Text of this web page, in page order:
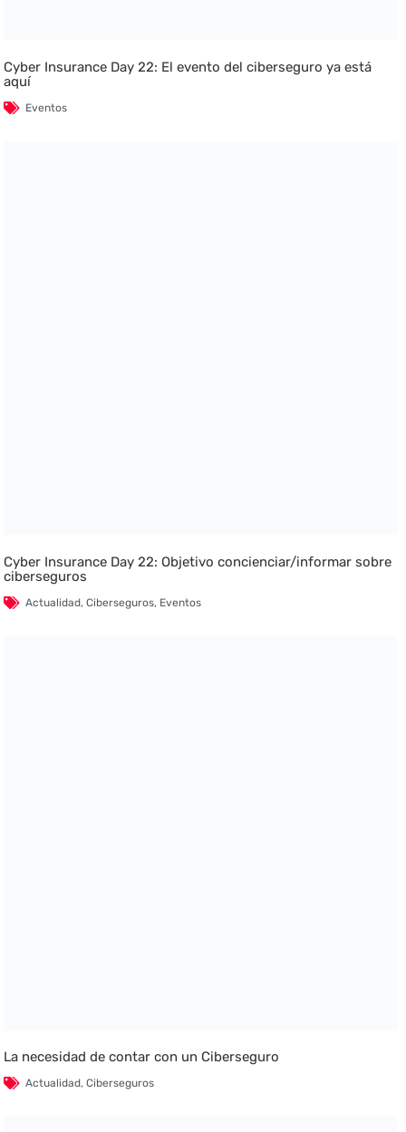
Cyber Insurance Day 22: El evento del ciberseguro ya está
aquí
Eventos
Cyber Insurance Day 22: Objetivo concienciar/informar sobre
ciberseguros
Actualidad,Ciberseguros, Eventos
La necesidad de contar con un Ciberseguro
Actualidad,Ciberseguros